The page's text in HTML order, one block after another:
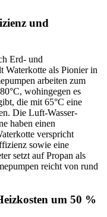
und
Erd- und
Waterkotte als Pionier in
arbeiten zum
wohingegen es
die mit 65°C eine
Die Luft-Wasser-
haben einen
verspricht
sowie eine
setzt auf Propan als
reicht von rund
um 50 %